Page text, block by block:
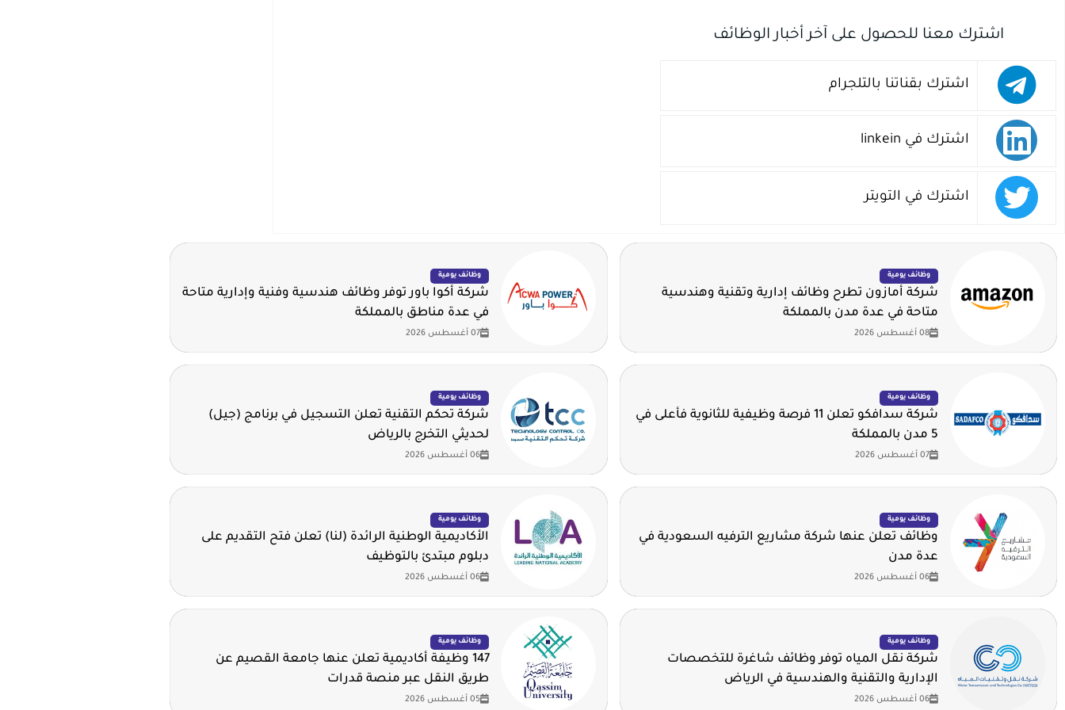
اشترك معنا للحصول على آخر أخبار الوظائف
اشترك بقناتنا بالتلجرام
اشترك في linkein
اشترك في التويتر
وظائف يومية
شركة أمازون تطرح وظائف إدارية وتقنية وهندسية
متاحة في عدة مدن بالمملكة
08 أغسطس 2026
وظائف يومية
شركة أكوا باور توفر وظائف هندسية وفنية وإدارية متاحة
في عدة مناطق بالمملكة
07 أغسطس 2026
وظائف يومية
شركة سدافكو تعلن 11 فرصة وظيفية للثانوية فأعلى في
5 مدن بالمملكة
07 أغسطس 2026
وظائف يومية
شركة تحكم التقنية تعلن التسجيل في برنامج (جيل)
لحديثي التخرج بالرياض
06 أغسطس 2026
وظائف يومية
وظائف تعلن عنها شركة مشاريع الترفيه السعودية في
عدة مدن
06 أغسطس 2026
وظائف يومية
الأكاديمية الوطنية الرائدة (لنا) تعلن فتح التقديم على
دبلوم مبتدئ بالتوظيف
06 أغسطس 2026
وظائف يومية
شركة نقل المياه توفر وظائف شاغرة للتخصصات
الإدارية والتقنية والهندسية في الرياض
06 أغسطس 2026
وظائف يومية
147 وظيفة أكاديمية تعلن عنها جامعة القصيم عن
طريق النقل عبر منصة قدرات
05 أغسطس 2026